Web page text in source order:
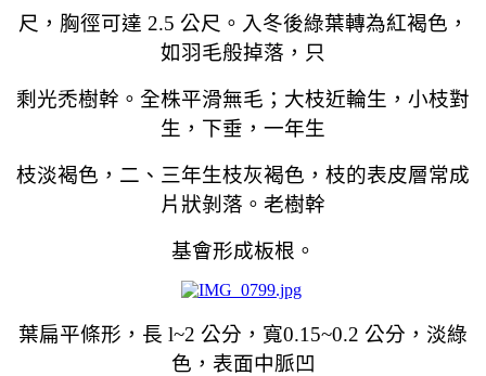
尺，胸徑可達 2.5 公尺。入冬後綠葉轉為紅褐色，
如羽毛般掉落，只
剩光禿樹幹。全株平滑無毛；大枝近輪生，小枝對
生，下垂，一年生
枝淡褐色，二、三年生枝灰褐色，枝的表皮層常成
片狀剝落。老樹幹
基會形成板根。
葉扁平條形，長 l~2 公分，寬0.15~0.2 公分，淡綠
色，表面中脈凹